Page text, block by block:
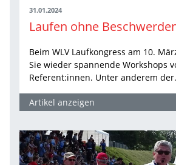
31.01.2024
Beim WLV Laufkongress am 10.
Sie wieder spannende Workshops
Referent:innen. Unter anderem
Artikel anzeigen